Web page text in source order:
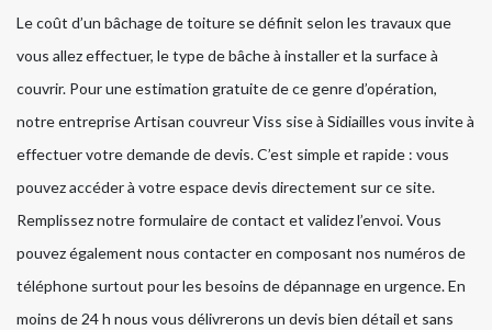
Le coût d’un bâchage de toiture se définit selon les travaux que
vous allez effectuer, le type de bâche à installer et la surface à
couvrir. Pour une estimation gratuite de ce genre d’opération,
notre entreprise Artisan couvreur Viss sise à Sidiailles vous invite à
effectuer votre demande de devis. C’est simple et rapide : vous
pouvez accéder à votre espace devis directement sur ce site.
Remplissez notre formulaire de contact et validez l’envoi. Vous
pouvez également nous contacter en composant nos numéros de
téléphone surtout pour les besoins de dépannage en urgence. En
moins de 24 h nous vous délivrerons un devis bien détail et sans